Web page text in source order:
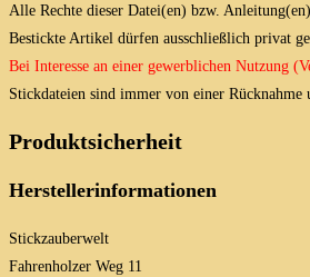
Alle Rechte dieser Datei(en) bzw.
Bestickte Artikel dürfen ausschließlich privat
Bei Interesse an einer gewerblichen Nutzung
Stickdateien sind immer von einer Rücknahme
Produktsicherheit
Herstellerinformationen
Stickzauberwelt
Fahrenholzer Weg 11